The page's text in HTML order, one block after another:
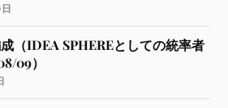
（IDEA SPHEREとしての統率者
09）